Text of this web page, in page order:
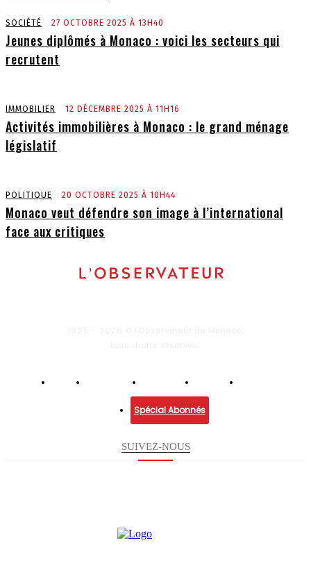
SOCIÉTÉ 27 OCTOBRE 2025 À 13H40
Jeunes diplômés à Monaco : voici les secteurs qui
recrutent
IMMOBILIER 12 DÉCEMBRE 2025 À 11H16
Activités immobilières à Monaco : le grand ménage
législatif
POLITIQUE 20 OCTOBRE 2025 À 10H44
Monaco veut défendre son image à l’international
face aux critiques
Spécial Abonnés
SUIVEZ-NOUS